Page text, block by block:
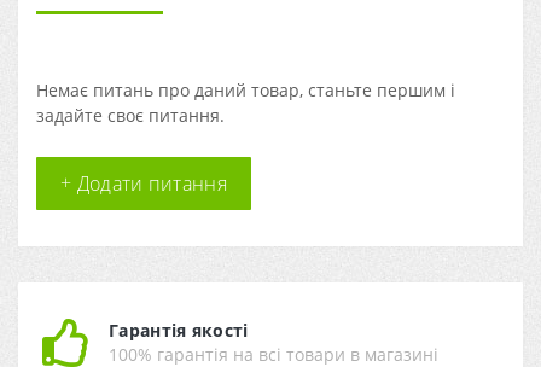
Немає питань про даний товар, станьте першим і
задайте своє питання.
+ Додати питання
Гарантія якості
100% гарантія на всі товари в магазині